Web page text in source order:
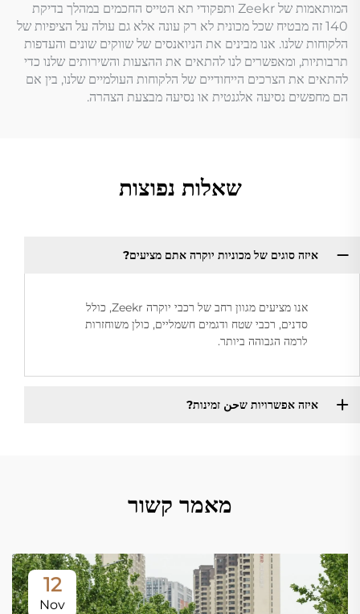
המותאמות של Zeekr ותפקודי תא הטייס החכמים במהלך בדיקת
140 זה מבטיח שכל מכונית לא רק עונה אלא גם עולה על הציפיות של
הלקוחות שלנו. אנו מבינים את הניואנסים של שווקים שונים והעדפות
תרבותיות, ומאפשרים לנו להתאים את ההצעות והשירותים שלנו כדי
להתאים את הצרכים הייחודיים של הלקוחות העולמיים שלנו, בין אם
הם מחפשים נסיעה אלגנטית או נסיעה מבצעת הצהרה.
שאלות נפוצות
איזה סוגים של מכוניות יוקרה אתם מציעים?
אנו מציעים מגוון רחב של רכבי יוקרה Zeekr, כולל
סדנים, רכבי שטח ודגמים חשמליים, כולן משוחזרות
לרמה הגבוהה ביותר.
איזה אפשרויות שحن זמינות?
מאמר קשור
12
Nov